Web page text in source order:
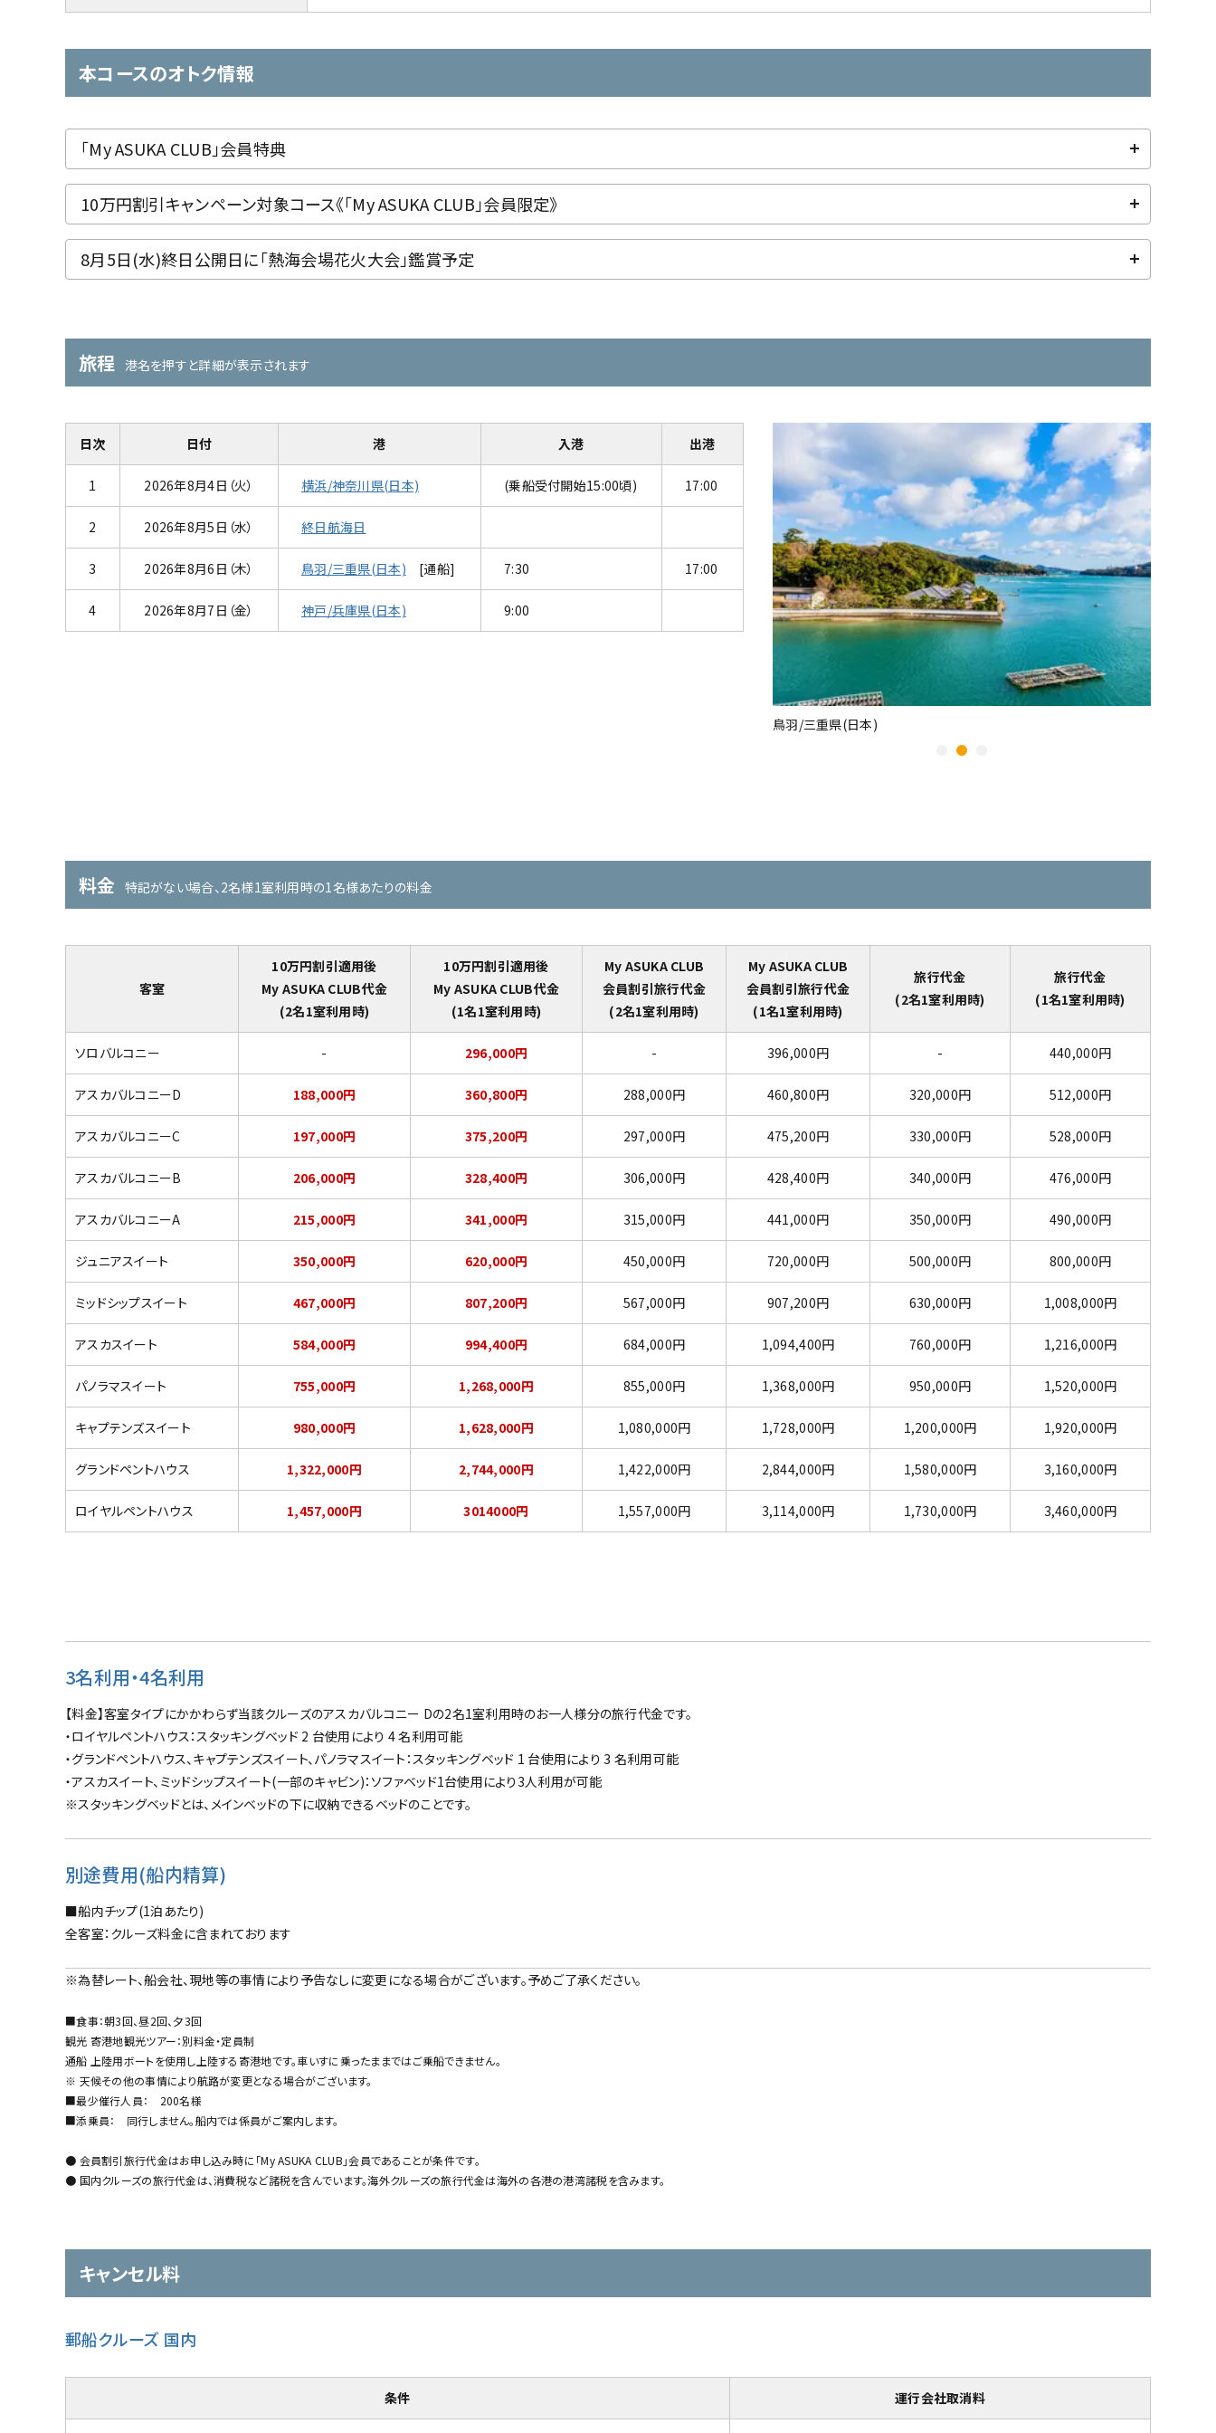
本コースのオトク情報
「My ASUKA CLUB」会員特典
10万円割引キャンペーン対象コース《「My ASUKA CLUB」会員限定》
8月5日(水)終日公開日に「熱海会場花火大会」鑑賞予定
旅程 港名を押すと詳細が表示されます
日次 日付 港 入港 出港
1 2026年8月4日（火） 横浜/神奈川県(日本) (乗船受付開始15:00頃) 17:00
2 2026年8月5日（水） 終日航海日
3 2026年8月6日（木） 鳥羽/三重県(日本) [通船] 7:30 17:00
4 2026年8月7日（金） 神戸/兵庫県(日本) 9:00
神戸/兵庫県(日本)
料金 特記がない場合、2名様1室利用時の1名様あたりの料金
客室
10万円割引適用後
My ASUKA CLUB代金
(2名1室利用時)
10万円割引適用後
My ASUKA CLUB代金
(1名1室利用時)
My ASUKA CLUB
会員割引旅行代金
(2名1室利用時)
My ASUKA CLUB
会員割引旅行代金
(1名1室利用時)
旅行代金
(2名1室利用時)
旅行代金
(1名1室利用時)
ソロバルコニー - 296,000円 - 396,000円 - 440,000円
アスカバルコニーD 188,000円 360,800円 288,000円 460,800円 320,000円 512,000円
アスカバルコニーC 197,000円 375,200円 297,000円 475,200円 330,000円 528,000円
アスカバルコニーB 206,000円 328,400円 306,000円 428,400円 340,000円 476,000円
アスカバルコニーA 215,000円 341,000円 315,000円 441,000円 350,000円 490,000円
ジュニアスイート 350,000円 620,000円 450,000円 720,000円 500,000円 800,000円
ミッドシップスイート 467,000円 807,200円 567,000円 907,200円 630,000円 1,008,000円
アスカスイート 584,000円 994,400円 684,000円 1,094,400円 760,000円 1,216,000円
パノラマスイート 755,000円 1,268,000円 855,000円 1,368,000円 950,000円 1,520,000円
キャプテンズスイート 980,000円 1,628,000円 1,080,000円 1,728,000円 1,200,000円 1,920,000円
グランドペントハウス 1,322,000円 2,744,000円 1,422,000円 2,844,000円 1,580,000円 3,160,000円
ロイヤルペントハウス 1,457,000円 3014000円 1,557,000円 3,114,000円 1,730,000円 3,460,000円
3名利用・4名利用
【料金】客室タイプにかかわらず当該クルーズのアスカバルコニー Dの2名1室利用時のお一人様分の旅行代金です。
・ロイヤルペントハウス：スタッキングベッド 2 台使用により 4 名利用可能
・グランドペントハウス、キャプテンズスイート、パノラマスイート：スタッキングベッド 1 台使用により 3 名利用可能
・アスカスイート、ミッドシップスイート(一部のキャビン)：ソファベッド1台使用により3人利用が可能
※スタッキングベッドとは、メインベッドの下に収納できるベッドのことです。
別途費用(船内精算)
■船内チップ(1泊あたり)
全客室：クルーズ料金に含まれております
※為替レート、船会社、現地等の事情により予告なしに変更になる場合がございます。予めご了承ください。
■食事：朝3回、昼2回、夕3回
観光 寄港地観光ツアー：別料金・定員制
通船 上陸用ボートを使用し上陸する寄港地です。車いすに乗ったままではご乗船できません。
※ 天候その他の事情により航路が変更となる場合がございます。
■最少催行人員： 200名様
■添乗員： 同行しません。船内では係員がご案内します。
● 会員割引旅行代金はお申し込み時に「My ASUKA CLUB」会員であることが条件です。
● 国内クルーズの旅行代金は、消費税など諸税を含んでいます。海外クルーズの旅行代金は海外の各港の港湾諸税を含みます。
キャンセル料
郵船クルーズ 国内
条件 運行会社取消料